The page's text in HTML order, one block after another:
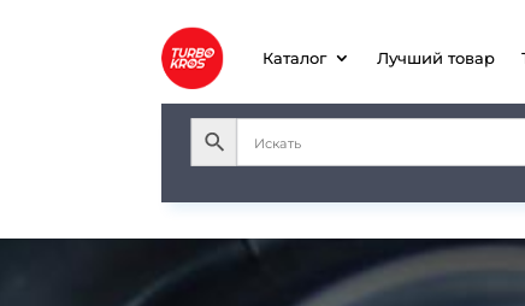
Каталог Лучший товар